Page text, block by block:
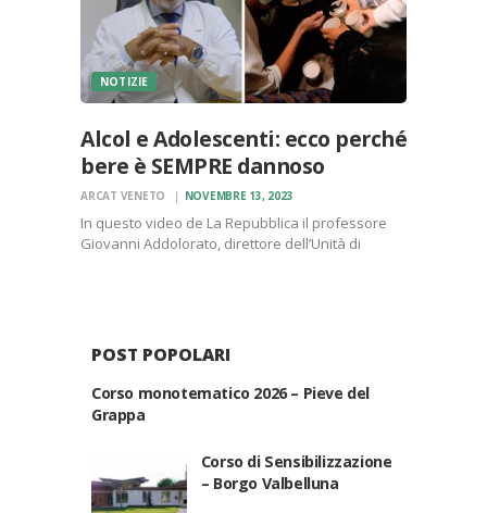
NOTIZIE
Alcol e Adolescenti: ecco perché
bere è SEMPRE dannoso
ARCAT VENETO NOVEMBRE 13, 2023
In questo video de La Repubblica il professore
Giovanni Addolorato, direttore dell’Unità di
POST POPOLARI
Corso monotematico 2026 – Pieve del
Grappa
Corso di Sensibilizzazione
– Borgo Valbelluna